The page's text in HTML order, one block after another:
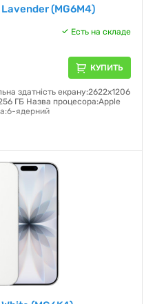
(MG6M4)
Есть на складе
КУПИТЬ
здатність екрану:2622x1206
ГБ Назва процесора:Apple
ядерний